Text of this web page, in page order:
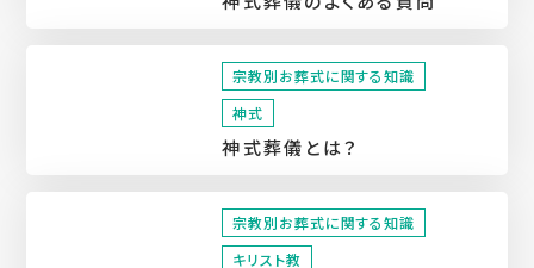
宗教別お葬式に関する知識
神式
神式葬儀とは？
宗教別お葬式に関する知識
キリスト教